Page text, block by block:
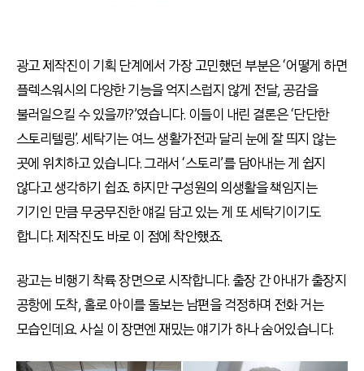
광고 제작진이 기획 단계에서 가장 고민했던 부분은 ‘어떻게 하면
플렉스워시의 다양한 기능을 억지스럽지 않게 전달, 공감을
불러일으킬 수 있을까?’였습니다. 이들이 내린 결론은 ‘단단한
스토리텔링’. 세탁기는 여느 생활가전과 달리 눈에 잘 띄지 않는
곳에 위치하고 있습니다. 그래서 ‘스토리’를 담아내는 게 쉽지
않다고 생각하기 쉽죠. 하지만 구성원의 의생활을 책임지는
기기인 만큼 무궁무진한 얘길 담고 있는 게 또 세탁기이기도
합니다. 제작진도 바로 이 점에 착안했죠.
광고는 비행기 착륙 장면으로 시작합니다. 출장 간 아내가 출장지
공항에 도착, 홀로 아이를 돌보는 남편을 걱정하며 전화 거는
모습인데요. 사실 이 장면엔 재밌는 얘기가 하나 숨어있습니다.